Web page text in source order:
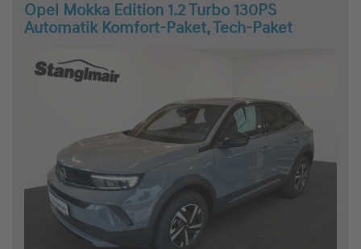
Opel Mokka Edition 1.2 Turbo 130PS
Automatik Komfort-Paket, Tech-Paket